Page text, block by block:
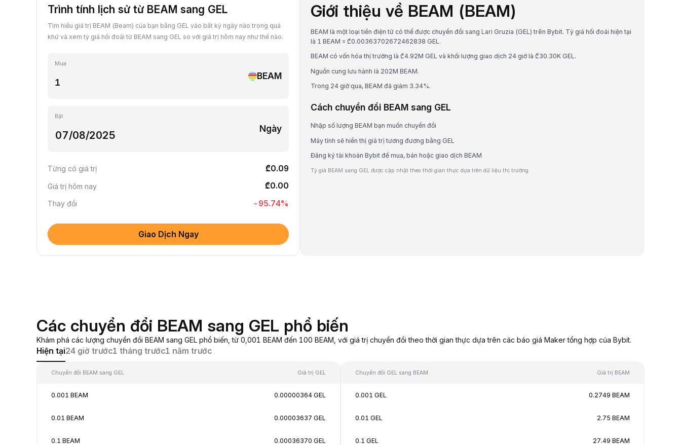
Trình tính lịch sử từ BEAM sang GEL
Tìm hiểu giá trị BEAM (Beam) của bạn bằng GEL vào bất kỳ ngày nào trong quá
khứ và xem tỷ giá hối đoái từ BEAM sang GEL so với giá trị hôm nay như thế nào.
Mua
BEAM
Bật
Ngày
Từng có giá trị ₾0.09
Giá trị hôm nay ₾0.00
Thay đổi -95.74%
Giao Dịch Ngay
Giới thiệu về BEAM (BEAM)
BEAM là một loại tiền điện tử có thể được chuyển đổi sang Lari Gruzia (GEL) trên Bybit. Tỷ giá hối đoái hiện tại
là 1 BEAM = ₾0.00363702672462838 GEL.
BEAM có vốn hóa thị trường là ₾4.92M GEL và khối lượng giao dịch 24 giờ là ₾30.30K GEL.
Nguồn cung lưu hành là 202M BEAM.
Trong 24 giờ qua, BEAM đã giảm 3.34%.
Cách chuyển đổi BEAM sang GEL
Nhập số lượng BEAM bạn muốn chuyển đổi
Máy tính sẽ hiển thị giá trị tương đương bằng GEL
Đăng ký tài khoản Bybit để mua, bán hoặc giao dịch BEAM
Tỷ giá BEAM sang GEL được cập nhật theo thời gian thực dựa trên dữ liệu thị trường.
Các chuyển đổi BEAM sang GEL phổ biến
Khám phá các lượng chuyển đổi BEAM sang GEL phổ biến, từ 0,001 BEAM đến 100 BEAM, với giá trị chuyển đổi theo thời gian thực dựa trên các báo giá Maker tổng hợp của Bybit.
Hiện tại24 giờ trước1 tháng trước1 năm trước
Chuyển đổi BEAM sang GEL Giá trị GEL
0.001 BEAM 0.00000364 GEL
0.01 BEAM 0.00003637 GEL
0.1 BEAM 0.00036370 GEL
Chuyển đổi GEL sang BEAM Giá trị BEAM
0.001 GEL 0.2749 BEAM
0.01 GEL 2.75 BEAM
0.1 GEL 27.49 BEAM